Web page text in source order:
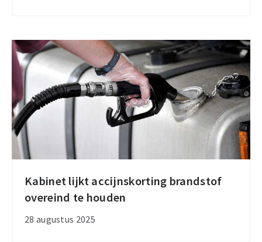
druk
Kabinet lijkt accijnskorting brandstof
overeind te houden
28 augustus 2025
Kabinet
lijkt
accijnskorting